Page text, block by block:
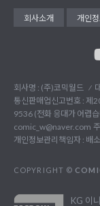
회사소개 개인
회사명 : (주)코믹월드
통신판매업신고번호 : 제
9536 (전화 응대가 어렵
comic_w@naver.com
개인정보관리책임자 : 배
COPYRIGHT ©
KG 이